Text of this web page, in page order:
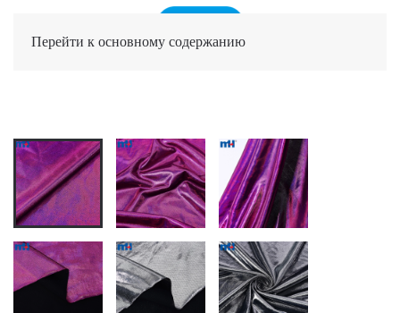
Перейти к основному содержанию